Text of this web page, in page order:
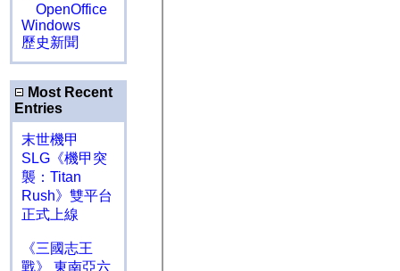
OpenOffice
Windows
歷史新聞
Most Recent
Entries
末世機甲
SLG《機甲突
襲：Titan
Rush》雙平台
正式上線
《三國志王
戰》 東南亞六